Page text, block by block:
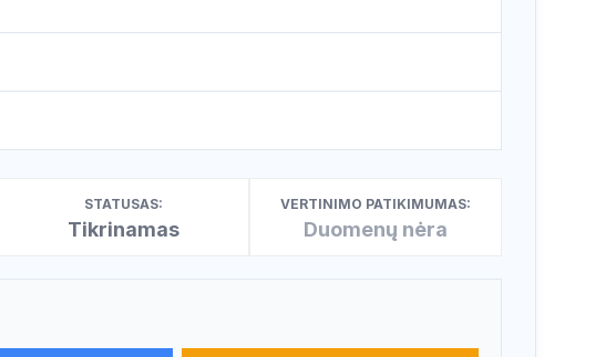
STATUSAS:
Tikrinamas
VERTINIMO PATIKIMUMAS:
Duomenų nėra